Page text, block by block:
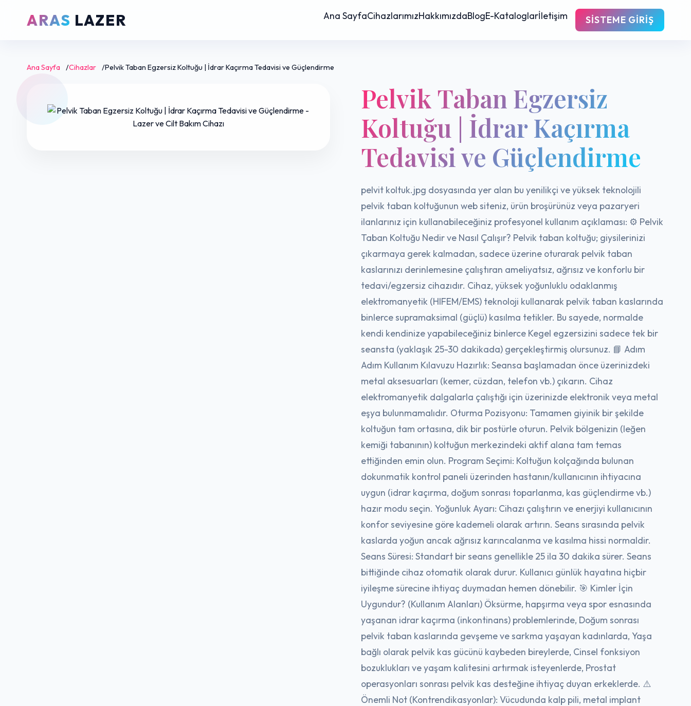
ARAS LAZER Ana SayfaCihazlarımızHakkımızdaBlogE-Kataloglarİletişim SISTEME GIRIŞ
Ana Sayfa /Cihazlar /Pelvik Taban Egzersiz Koltuğu | İdrar Kaçırma Tedavisi ve Güçlendirme
Pelvik Taban Egzersiz
Koltuğu | İdrar Kaçırma
Tedavisi ve Güçlendirme
pelvit koltuk.jpg dosyasında yer alan bu yenilikçi ve yüksek teknolojili
pelvik taban koltuğunun web siteniz, ürün broşürünüz veya pazaryeri
ilanlarınız için kullanabileceğiniz profesyonel kullanım açıklaması: ⚙️ Pelvik
Taban Koltuğu Nedir ve Nasıl Çalışır? Pelvik taban koltuğu; giysilerinizi
çıkarmaya gerek kalmadan, sadece üzerine oturarak pelvik taban
kaslarınızı derinlemesine çalıştıran ameliyatsız, ağrısız ve konforlu bir
tedavi/egzersiz cihazıdır. Cihaz, yüksek yoğunluklu odaklanmış
elektromanyetik (HIFEM/EMS) teknoloji kullanarak pelvik taban kaslarında
binlerce supramaksimal (güçlü) kasılma tetikler. Bu sayede, normalde
kendi kendinize yapabileceğiniz binlerce Kegel egzersizini sadece tek bir
seansta (yaklaşık 25-30 dakikada) gerçekleştirmiş olursunuz. 📘 Adım
Adım Kullanım Kılavuzu Hazırlık: Seansa başlamadan önce üzerinizdeki
metal aksesuarları (kemer, cüzdan, telefon vb.) çıkarın. Cihaz
elektromanyetik dalgalarla çalıştığı için üzerinizde elektronik veya metal
eşya bulunmamalıdır. Oturma Pozisyonu: Tamamen giyinik bir şekilde
koltuğun tam ortasına, dik bir postürle oturun. Pelvik bölgenizin (leğen
kemiği tabanının) koltuğun merkezindeki aktif alana tam temas
ettiğinden emin olun. Program Seçimi: Koltuğun kolçağında bulunan
dokunmatik kontrol paneli üzerinden hastanın/kullanıcının ihtiyacına
uygun (idrar kaçırma, doğum sonrası toparlanma, kas güçlendirme vb.)
hazır modu seçin. Yoğunluk Ayarı: Cihazı çalıştırın ve enerjiyi kullanıcının
konfor seviyesine göre kademeli olarak artırın. Seans sırasında pelvik
kaslarda yoğun ancak ağrısız karıncalanma ve kasılma hissi normaldir.
Seans Süresi: Standart bir seans genellikle 25 ila 30 dakika sürer. Seans
bittiğinde cihaz otomatik olarak durur. Kullanıcı günlük hayatına hiçbir
iyileşme sürecine ihtiyaç duymadan hemen dönebilir. 🎯 Kimler İçin
Uygundur? (Kullanım Alanları) Öksürme, hapşırma veya spor esnasında
yaşanan idrar kaçırma (inkontinans) problemlerinde, Doğum sonrası
pelvik taban kaslarında gevşeme ve sarkma yaşayan kadınlarda, Yaşa
bağlı olarak pelvik kas gücünü kaybeden bireylerde, Cinsel fonksiyon
bozuklukları ve yaşam kalitesini artırmak isteyenlerde, Prostat
operasyonları sonrası pelvik kas desteğine ihtiyaç duyan erkeklerde. ⚠️
Önemli Not (Kontrendikasyonlar): Vücudunda kalp pili, metal implant